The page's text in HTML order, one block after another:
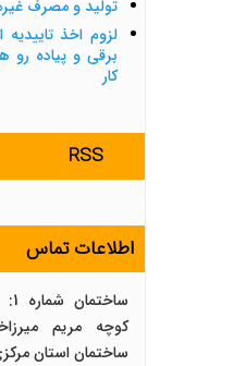
تولید و مصرف
لزوم اخذ تاییدیه
برقی و پیاده
کار
RSS
اطلاعات تماس
کوچه مریم
ساختمان استان